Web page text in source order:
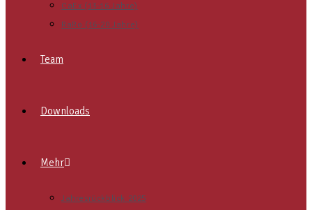
CaEx (13-16 Jahre)
RaRo (16-20 Jahre)
Team
Downloads
Mehr
Jahresrückblick 2025